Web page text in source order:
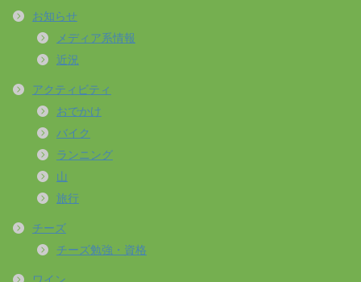
お知らせ
メディア系情報
近況
アクティビティ
おでかけ
バイク
ランニング
山
旅行
チーズ
チーズ勉強・資格